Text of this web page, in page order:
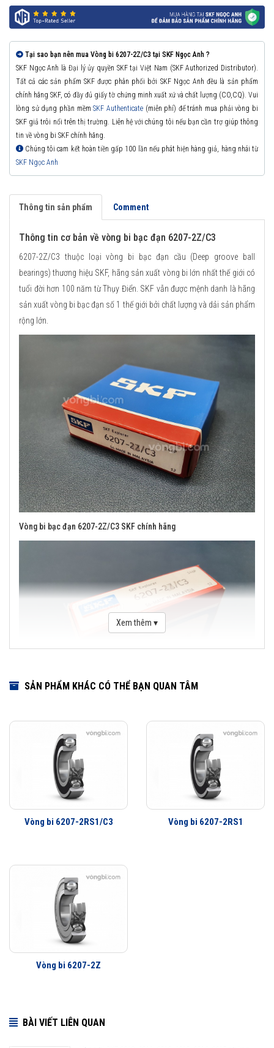
Tại sao bạn nên mua Vòng bi 6207-2Z/C3 tại SKF Ngọc Anh ?
SKF Ngọc Anh là Đại lý ủy quyền SKF tại Việt Nam (SKF Authorized Distributor).
Tất cả các sản phẩm SKF được phân phối bởi SKF Ngọc Anh đều là sản phẩm
chính hãng SKF, có đầy đủ giấy tờ chứng minh xuất xứ và chất lượng (CO,CQ). Vui
lòng sử dụng phần mềmSKF Authenticate(miễn phí) để tránh mua phải vòng bi
SKF giả trôi nổi trên thị trường. Liên hệ với chúng tôi nếu bạn cần trợ giúp thông
tin về vòng bi SKF chính hãng.
Chúng tôi cam kết hoàn tiền gấp 100 lần nếu phát hiện hàng giả, hàng nhái từ
SKF Ngọc Anh
Thông tin sản phẩm Comment
Thông tin cơ bản về vòng bi bạc đạn 6207-2Z/C3
6207-2Z/C3 thuộc loại vòng bi bạc đạn cầu (Deep groove ball
bearings) thương hiệu SKF, hãng sản xuất vòng bi lớn nhất thế giới có
tuổi đời hơn 100 năm từ Thụy Điển. SKF vẫn được mệnh danh là hãng
sản xuất vòng bi bạc đạn số 1 thế giới bởi chất lượng và dải sản phẩm
rộng lớn.
Vòng bi bạc đạn 6207-2Z/C3 SKF chính hãng
Các kiểu thiết kế và đặc điểm ứng dụng của vòng bi cầu SKF
Các kiểu thiết kế và đặc điểm ứng dụng của vòng bi cầu SKF
Những cải tiến quan trọng đối với vòng bi cầu SKF Explorer
Cải tiến thiết kế hình học
Sử dụng vật liệu mới
Viên bi có chất lượng cao
Công nghệ sản xuất mới
Phớt che chắn thế hệ mới
Lợi ích của những cải tiến đối với vòng bi cầu SKF Explorer
Tuổi thọ vòng bi cao hơn
Xem thêm ▾
SẢN PHẨM KHÁC CÓ THỂ BẠN QUAN TÂM
Vòng bi 6207-2RS1/C3 Vòng bi 6207-2RS1
Vòng bi 6207-2Z
BÀI VIẾT LIÊN QUAN